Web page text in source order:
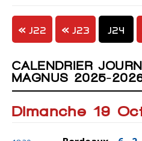
J22 J23 J24
CALENDRIER
MAGNUS 2025-
Dimanche 19